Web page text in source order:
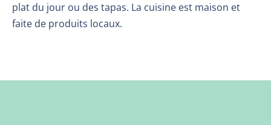
plat du jour ou des tapas. La cuisine est maison et
faite de produits locaux.